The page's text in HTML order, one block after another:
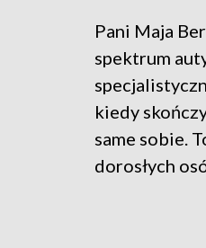
Pani Maja
spektrum
kiedy
same sobie.
dorosłych